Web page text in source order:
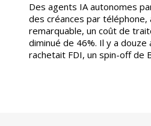
Des agents IA autonomes
des créances par téléphone,
remarquable, un coût de
diminué de 46%. Il y a douze
rachetait FDI, un spin-off de